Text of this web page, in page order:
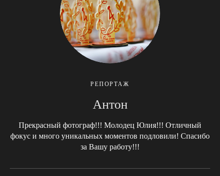
РЕПОРТАЖ
Антон
Прекрасный фотограф!!! Молодец Юлия!!! Отличный
фокус и много уникальных моментов подловили! Спасибо
за Вашу работу!!!